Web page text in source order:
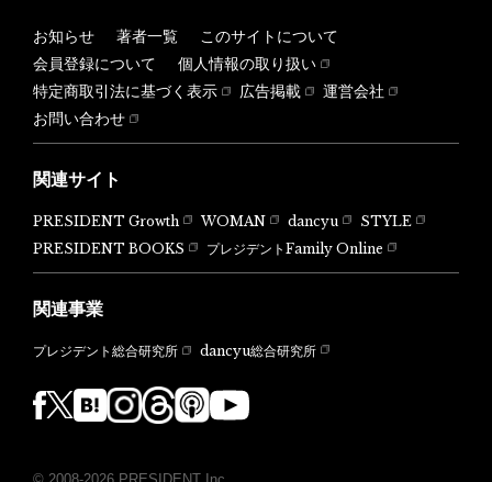
お知らせ 著者一覧
このサイトについて
会員登録について
個人情報の取り扱い
特定商取引法に基づく表示
広告掲載
運営会社
お問い合わせ
関連サイト
PRESIDENT Growth WOMAN dancyu
STYLE
PRESIDENT BOOKS
プレジデントFamily Online
関連事業
プレジデント総合研究所 dancyu総合研究所